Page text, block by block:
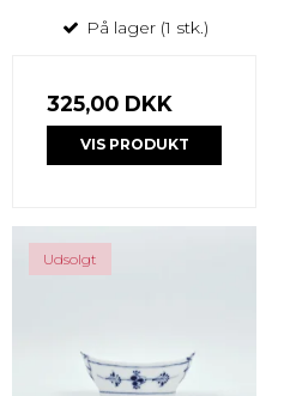
På lager (1 stk.)
325,00 DKK
VIS PRODUKT
Udsolgt